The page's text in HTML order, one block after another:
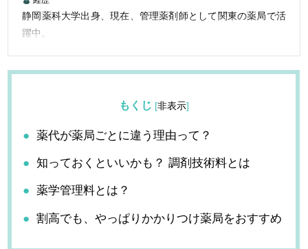
静岡薬科大学出身、現在、管理薬剤師として関東の薬局で活
躍中。
もくじ [非表示]
薬代が薬局ごとに違う理由って？
知っておくといいかも？ 調剤技術料とは
薬学管理料とは？
割高でも、やっぱりかかりつけ薬局をおすすめ